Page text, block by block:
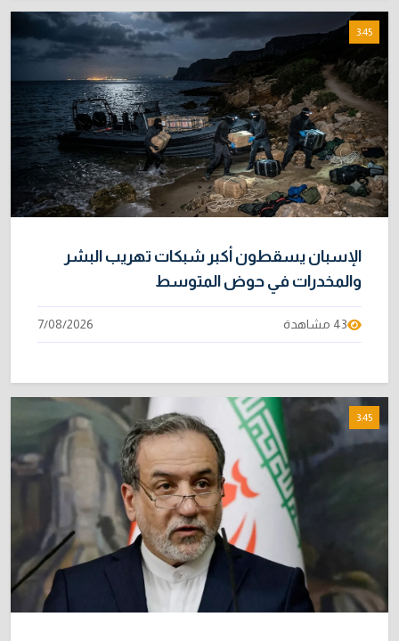
3:45
الإسبان يسقطون أكبر شبكات تهريب البشر
والمخدرات في حوض المتوسط
43 مشاهدة 7/08/2026
3:45